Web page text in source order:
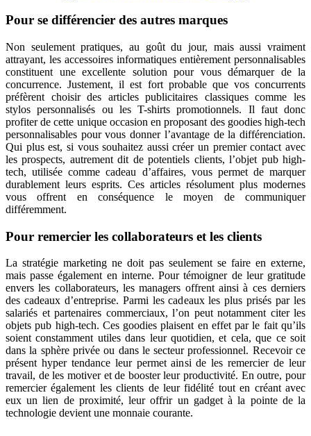
Pour se différencier des autres marques
Non seulement pratiques, au goût du jour, mais aussi vraiment
attrayant, les accessoires informatiques entièrement personnalisables
constituent une excellente solution pour vous démarquer de la
concurrence. Justement, il est fort probable que vos concurrents
préfèrent choisir des articles publicitaires classiques comme les
stylos personnalisés ou les T-shirts promotionnels. Il faut donc
profiter de cette unique occasion en proposant des goodies high-tech
personnalisables pour vous donner l’avantage de la différenciation.
Qui plus est, si vous souhaitez aussi créer un premier contact avec
les prospects, autrement dit de potentiels clients, l’objet pub high-
tech, utilisée comme cadeau d’affaires, vous permet de marquer
durablement leurs esprits. Ces articles résolument plus modernes
vous offrent en conséquence le moyen de communiquer
différemment.
Pour remercier les collaborateurs et les clients
La stratégie marketing ne doit pas seulement se faire en externe,
mais passe également en interne. Pour témoigner de leur gratitude
envers les collaborateurs, les managers offrent ainsi à ces derniers
des cadeaux d’entreprise. Parmi les cadeaux les plus prisés par les
salariés et partenaires commerciaux, l’on peut notamment citer les
objets pub high-tech. Ces goodies plaisent en effet par le fait qu’ils
soient constamment utiles dans leur quotidien, et cela, que ce soit
dans la sphère privée ou dans le secteur professionnel. Recevoir ce
présent hyper tendance leur permet ainsi de les remercier de leur
travail, de les motiver et de booster leur productivité. En outre, pour
remercier également les clients de leur fidélité tout en créant avec
eux un lien de proximité, leur offrir un gadget à la pointe de la
technologie devient une monnaie courante.